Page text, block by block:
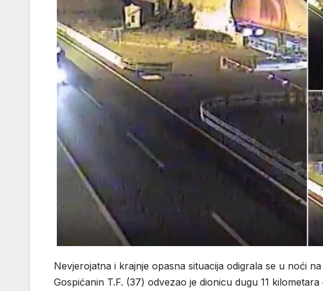
Nevjerojatna i krajnje opasna situacija odigrala se u noći
Gospićanin T.F. (37) odvezao je dionicu dugu 11